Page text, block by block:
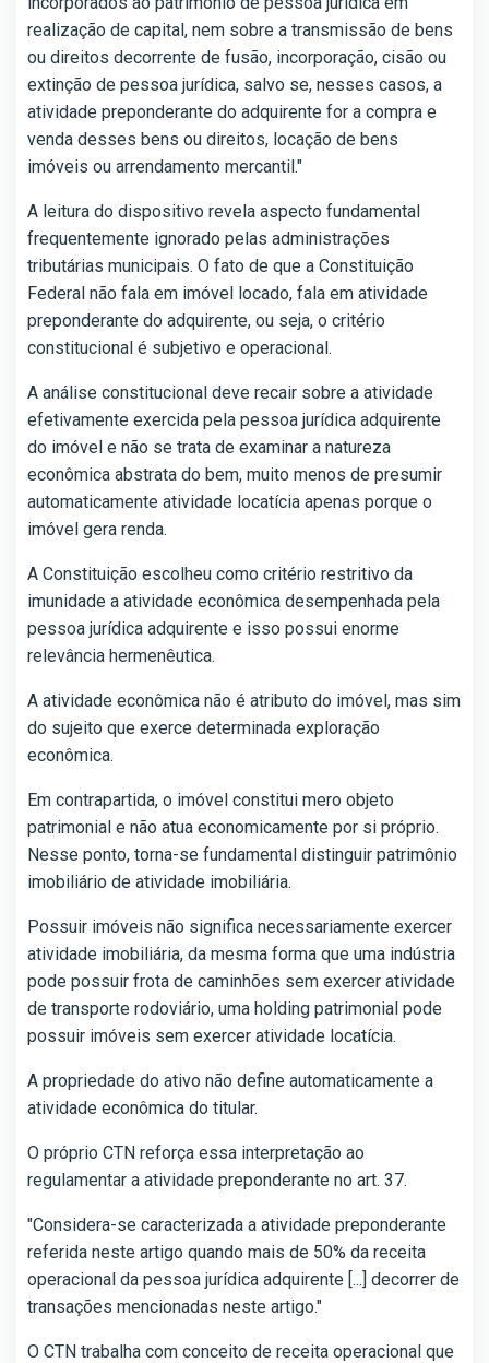
realização de capital, nem sobre a transmissão de bens
ou direitos decorrente de fusão, incorporação, cisão ou
extinção de pessoa jurídica, salvo se, nesses casos, a
atividade preponderante do adquirente for a compra e
venda desses bens ou direitos, locação de bens
imóveis ou arrendamento mercantil."
A leitura do dispositivo revela aspecto fundamental
frequentemente ignorado pelas administrações
tributárias municipais. O fato de que a Constituição
Federal não fala em imóvel locado, fala em atividade
preponderante do adquirente, ou seja, o critério
constitucional é subjetivo e operacional.
A análise constitucional deve recair sobre a atividade
efetivamente exercida pela pessoa jurídica adquirente
do imóvel e não se trata de examinar a natureza
econômica abstrata do bem, muito menos de presumir
automaticamente atividade locatícia apenas porque o
imóvel gera renda.
A Constituição escolheu como critério restritivo da
imunidade a atividade econômica desempenhada pela
pessoa jurídica adquirente e isso possui enorme
relevância hermenêutica.
A atividade econômica não é atributo do imóvel, mas sim
do sujeito que exerce determinada exploração
econômica.
Em contrapartida, o imóvel constitui mero objeto
patrimonial e não atua economicamente por si próprio.
Nesse ponto, torna-se fundamental distinguir patrimônio
imobiliário de atividade imobiliária.
Possuir imóveis não significa necessariamente exercer
atividade imobiliária, da mesma forma que uma indústria
pode possuir frota de caminhões sem exercer atividade
de transporte rodoviário, uma holding patrimonial pode
possuir imóveis sem exercer atividade locatícia.
A propriedade do ativo não define automaticamente a
atividade econômica do titular.
O próprio CTN reforça essa interpretação ao
regulamentar a atividade preponderante no art. 37.
"Considera-se caracterizada a atividade preponderante
referida neste artigo quando mais de 50% da receita
operacional da pessoa jurídica adquirente [...] decorrer de
transações mencionadas neste artigo."
O CTN trabalha com conceito de receita operacional que